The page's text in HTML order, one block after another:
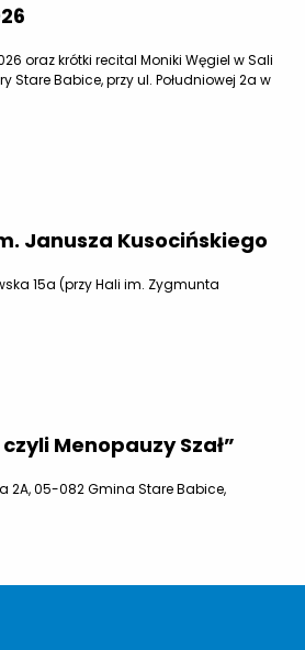
oraz krótki recital Moniki Węgiel w Sali
Stare Babice, przy ul. Południowej 2a w
Janusza Kusocińskiego
15a (przy Hali im. Zygmunta
Menopauzy Szał”
2A, 05-082 Gmina Stare Babice,